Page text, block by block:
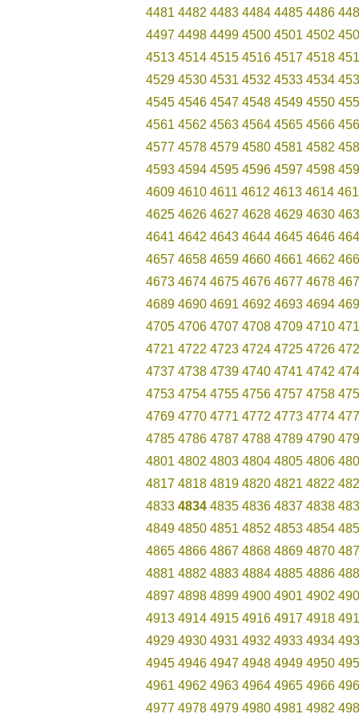
4481 4482 4483 4484 4485 4486
4497 4498 4499 4500 4501 4502
4513 4514 4515 4516 4517 4518
4529 4530 4531 4532 4533 4534
4545 4546 4547 4548 4549 4550
4561 4562 4563 4564 4565 4566
4577 4578 4579 4580 4581 4582
4593 4594 4595 4596 4597 4598
4609 4610 4611 4612 4613 4614
4625 4626 4627 4628 4629 4630
4641 4642 4643 4644 4645 4646
4657 4658 4659 4660 4661 4662
4673 4674 4675 4676 4677 4678
4689 4690 4691 4692 4693 4694
4705 4706 4707 4708 4709 4710
4721 4722 4723 4724 4725 4726
4737 4738 4739 4740 4741 4742
4753 4754 4755 4756 4757 4758
4769 4770 4771 4772 4773 4774
4785 4786 4787 4788 4789 4790
4801 4802 4803 4804 4805 4806
4817 4818 4819 4820 4821 4822
4833 4834 4835 4836 4837 4838
4849 4850 4851 4852 4853 4854
4865 4866 4867 4868 4869 4870
4881 4882 4883 4884 4885 4886
4897 4898 4899 4900 4901 4902
4913 4914 4915 4916 4917 4918
4929 4930 4931 4932 4933 4934
4945 4946 4947 4948 4949 4950
4961 4962 4963 4964 4965 4966
4977 4978 4979 4980 4981 4982